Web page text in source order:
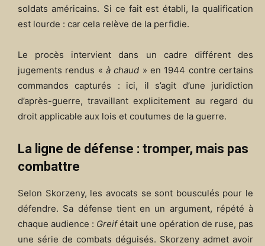
soldats américains. Si ce fait est établi, la qualification
est lourde : car cela relève de la perfidie.
Le procès intervient dans un cadre différent des
jugements rendus « à chaud » en 1944 contre certains
commandos capturés : ici, il s’agit d’une juridiction
d’après-guerre, travaillant explicitement au regard du
droit applicable aux lois et coutumes de la guerre.
La ligne de défense : tromper, mais pas
combattre
Selon Skorzeny, les avocats se sont bousculés pour le
défendre. Sa défense tient en un argument, répété à
chaque audience : Greifétait une opération de ruse, pas
une série de combats déguisés. Skorzeny admet avoir